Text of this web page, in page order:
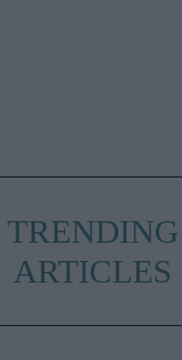
TRENDING
ARTICLES